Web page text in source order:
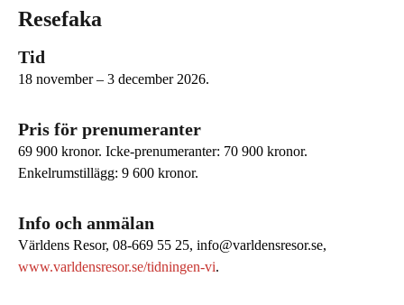
Resefaka
Tid
18 november – 3 december 2026.
Pris för prenumeranter
69 900 kronor. Icke-prenumeranter: 70 900 kronor.
Enkelrumstillägg: 9 600 kronor.
Info och anmälan
Världens Resor, 08-669 55 25, info@varldensresor.se,
www.varldensresor.se/tidningen-vi.